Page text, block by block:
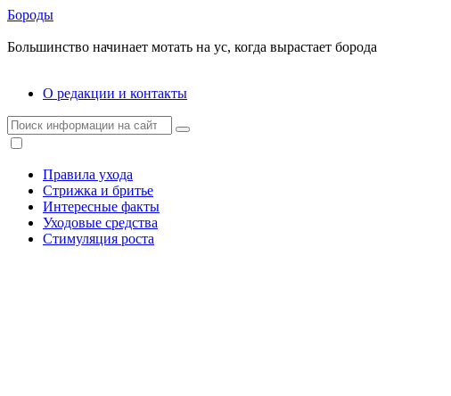
Бороды
Большинство начинает мотать на ус, когда вырастает борода
О редакции и контакты
Правила ухода
Стрижка и бритье
Интересные факты
Уходовые средства
Стимуляция роста